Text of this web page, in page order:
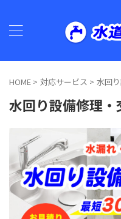
HOME > 対応サービス > 水回
水回り設備修理・